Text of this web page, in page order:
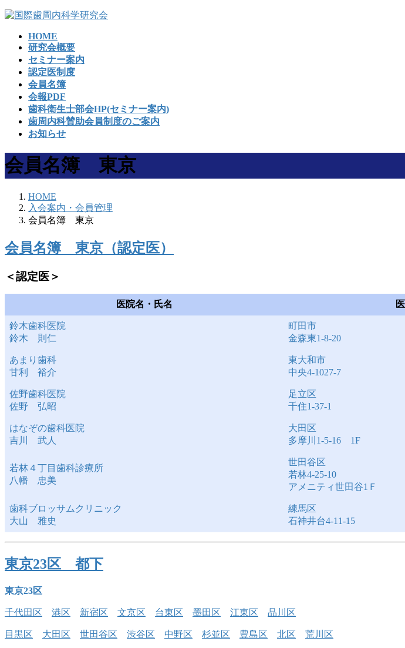
コ
ナ
HOME
研究会概要
セミナー案内
認定医制度
会員名簿
会報PDF
歯科衛生士部会HP(セミナー案内)
歯周内科賛助会員制度のご案内
お知らせ
会員名簿 東京
HOME
入会案内・会員管理
会員名簿 東京
会員名簿 東京（認定医）
＜認定医＞
医院名・氏名
鈴木歯科医院
鈴木 則仁
町田市
金森東1-8-20
あまり歯科
甘利 裕介
東大和市
中央4-1027-7
佐野歯科医院
佐野 弘昭
足立区
千住1-37-1
はなぞの歯科医院
吉川 武人
大田区
多摩川1-5-16 1F
若林４丁目歯科診療所
八幡 忠美
世田谷区
若林4-25-10
アメニティ世田谷1Ｆ
歯科ブロッサムクリニック
大山 雅史
練馬区
石神井台4-11-15
東京23区 都下
東京23区
千代田区 港区 新宿区 文京区 台東区 墨田区 江東区 品川区
目黒区 大田区 世田谷区 渋谷区 中野区 杉並区 豊島区 北区 荒川区